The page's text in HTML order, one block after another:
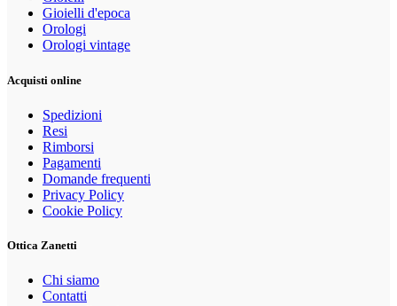
Gioielli d'epoca
Orologi
Orologi vintage
Acquisti online
Spedizioni
Resi
Rimborsi
Pagamenti
Domande frequenti
Privacy Policy
Cookie Policy
Ottica Zanetti
Chi siamo
Contatti